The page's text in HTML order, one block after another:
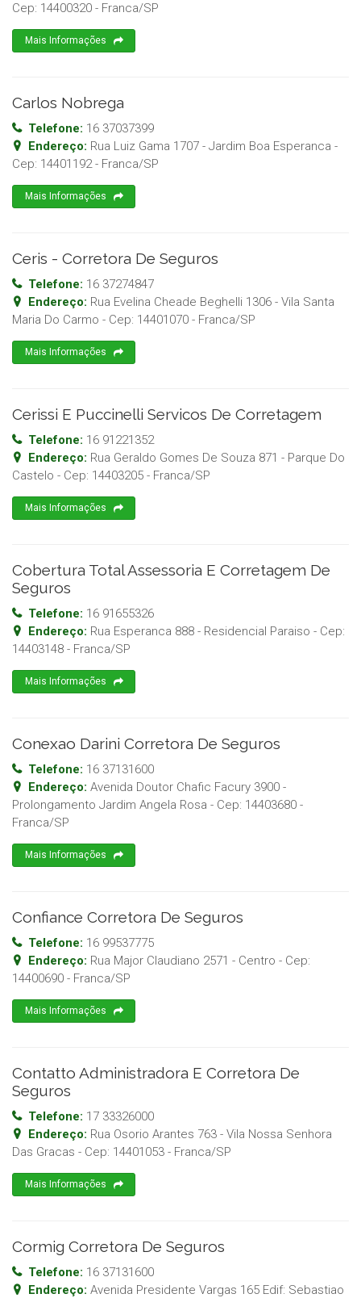
Cep: 14400320 - Franca/SP
Mais Informações
Carlos Nobrega
Telefone: 16 37037399
Endereço: Rua Luiz Gama 1707 - Jardim Boa Esperanca -
Cep: 14401192- Franca/SP
Mais Informações
Ceris - Corretora De Seguros
Telefone: 16 37274847
Endereço: Rua Evelina Cheade Beghelli 1306 - Vila Santa
Maria Do Carmo - Cep: 14401070 - Franca/SP
Mais Informações
Cerissi E Puccinelli Servicos De Corretagem
Telefone: 16 91221352
Endereço: Rua Geraldo Gomes De Souza 871 - Parque Do
Castelo - Cep: 14403205 - Franca/SP
Mais Informações
Cobertura Total Assessoria E Corretagem De
Seguros
Telefone: 16 91655326
Endereço: Rua Esperanca 888 - Residencial Paraiso - Cep:
14403148 - Franca/SP
Mais Informações
Conexao Darini Corretora De Seguros
Telefone: 16 37131600
Endereço: Avenida Doutor Chafic Facury 3900 -
Prolongamento Jardim Angela Rosa - Cep: 14403680 -
Franca/SP
Mais Informações
Confiance Corretora De Seguros
Telefone: 16 99537775
Endereço: Rua Major Claudiano 2571 - Centro - Cep:
14400690 - Franca/SP
Mais Informações
Contatto Administradora E Corretora De
Seguros
Telefone: 17 33326000
Endereço: Rua Osorio Arantes 763 - Vila Nossa Senhora
Das Gracas - Cep: 14401053 - Franca/SP
Mais Informações
Cormig Corretora De Seguros
Telefone: 16 37131600
Endereço: Avenida Presidente Vargas 165 Edif: Sebastiao